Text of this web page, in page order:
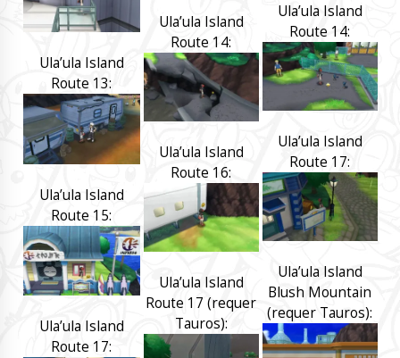
Ula’ula Island
Route 13:
Ula’ula Island
Route 15:
Ula’ula Island
Route 17:
Ula’ula Island
Route 14:
Ula’ula Island
Route 16:
Ula’ula Island
Route 17 (requer
Tauros):
Ula’ula Island
Route 14:
Ula’ula Island
Route 17:
Ula’ula Island
Blush Mountain
(requer Tauros):